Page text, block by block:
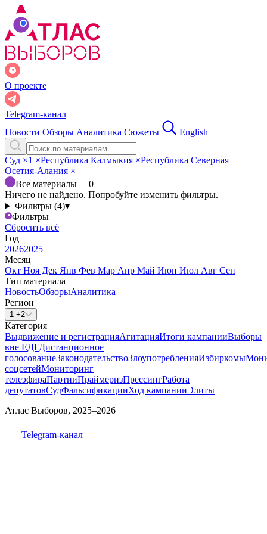
О проекте
Telegram-канал
Новости Обзоры Аналитика Сюжеты English
Суд ×1 ×Республика Калмыкия ×Республика Северная
Осетия-Алания ×
Все материалы— 0
Ничего не найдено. Попробуйте изменить фильтры.
Фильтры (4)▾
Фильтры
Сбросить всё
Год
20262025
Месяц
Окт Ноя Дек Янв Фев Мар Апр Май Июн Июл Авг Сен
Тип материала
НовостьОбзорыАналитика
Регион
1 +2
Категория
Выдвижение и регистрацияАгитацияИтоги кампанииВыборы
вне ЕДГДистанционное
голосованиеЗаконодательствоЗлоупотребленияИзбиркомы
соцсетейМониторинг
телеэфираПартииПраймеризПрессингРабота
депутатовСудФальсификацииХод кампанииЭлиты
Атлас Выборов, 2025–2026
Telegram-канал